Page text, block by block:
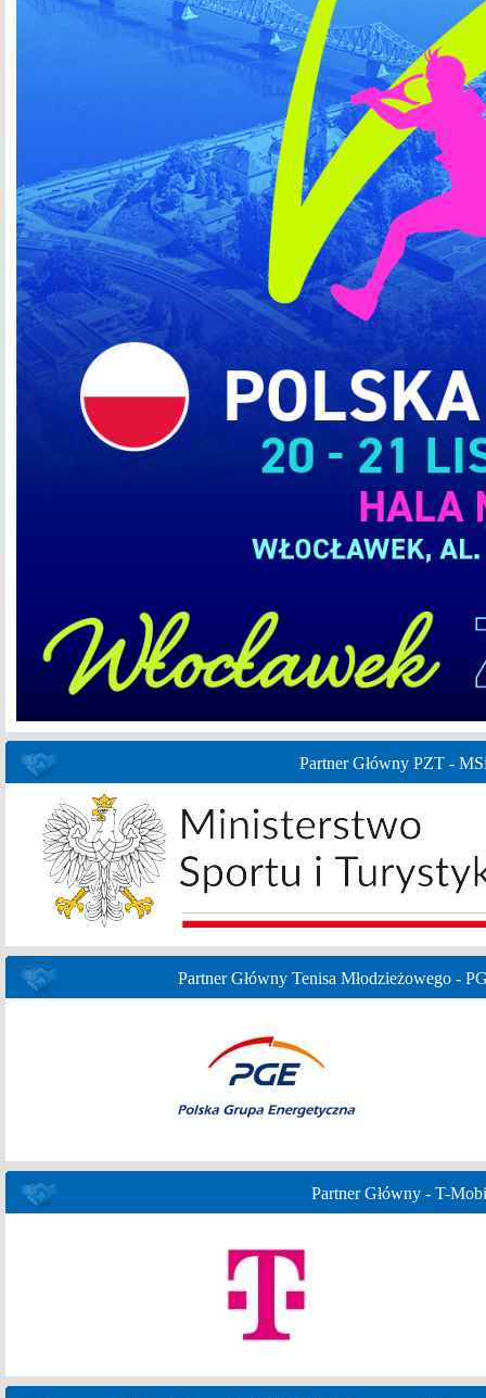
Partner Główny PZT -
Partner Główny Tenisa Młodzieżowego -
Partner Główny - T-